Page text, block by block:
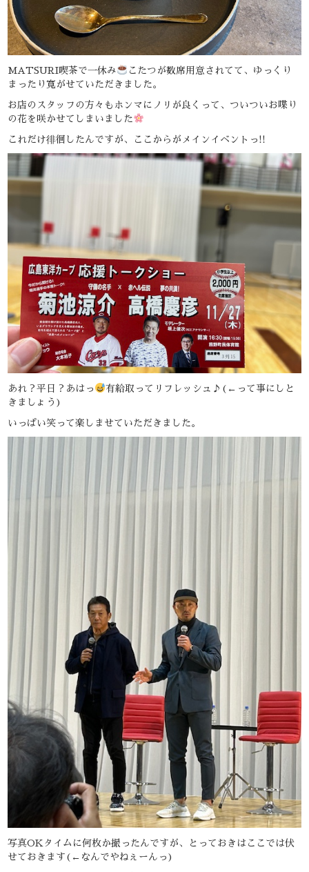
MATSURI喫茶で一休み
こたつが数席用意されてて、ゆっくり
まったり寛がせていただきました。
お店のスタッフの方々もホンマにノリが良くって、ついついお喋り
の花を咲かせてしまいました
これだけ徘徊したんですが、ここからがメインイベントっ!!
あれ？平日？あはっ
有給取ってリフレッシュ♪(←って事にしと
きましょう)
いっぱい笑って楽しませていただきました。
写真OKタイムに何枚か撮ったんですが、とっておきはここでは伏
せておきます(←なんでやねぇーんっ)